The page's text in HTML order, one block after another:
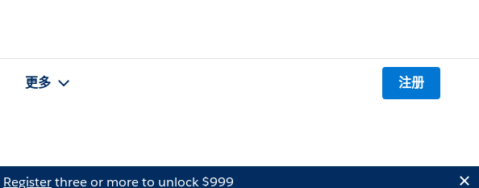
更多 注册
Registerthree or more to unlock $999